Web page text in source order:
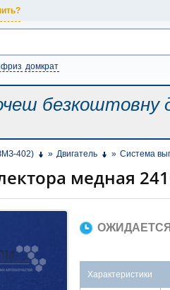
домкрат
безкоштовну
402) » Двигатель » Система
медная
ОЖИДАЕТСЯ
Характеристики